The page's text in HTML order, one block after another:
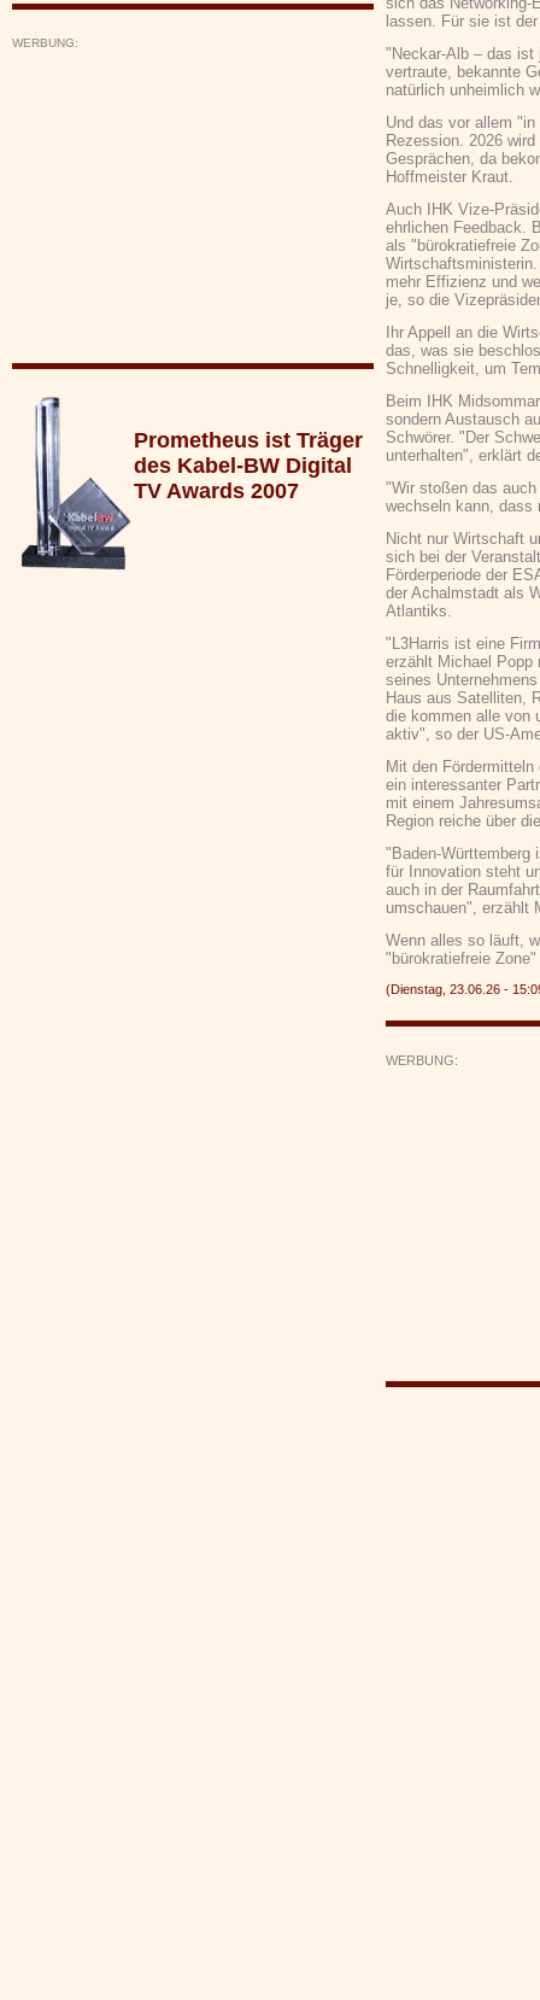
WERBUNG:
Prometheus ist Träger
des Kabel-BW Digital
TV Awards 2007
lassen. Für sie ist
"Neckar-Alb – das ist
vertraute, bekannte
natürlich unheimlich
Und das vor allem
Rezession. 2026
Gesprächen, da
Hoffmeister Kraut.
Auch IHK Vize-
ehrlichen Feedback.
als "bürokratiefreie
mehr Effizienz und
je, so die
Ihr Appell an die
das, was sie
Schnelligkeit, um
Beim IHK
sondern Austausch
Schwörer. "Der
unterhalten", erklärt
"Wir stoßen das
wechseln kann, dass
Nicht nur Wirtschaft
sich bei der
Förderperiode der
der Achalmstadt als
Atlantiks.
"L3Harris ist eine
erzählt Michael
seines
Haus aus Satelliten,
die kommen alle von
aktiv", so der US-
Mit den
ein interessanter
mit einem
Region reiche über
"Baden-Württemberg
für Innovation steht
auch in der
umschauen", erzählt
Wenn alles so läuft,
"bürokratiefreie
(Dienstag, 23.06.26 -
WERBUNG: